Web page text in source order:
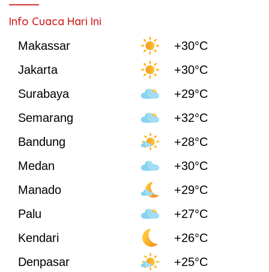
Info Cuaca Hari Ini
Makassar
+30°C
Jakarta
+30°C
Surabaya
+29°C
Semarang
+32°C
Bandung
+28°C
Medan
+30°C
Manado
+29°C
Palu
+27°C
Kendari
+26°C
Denpasar
+25°C